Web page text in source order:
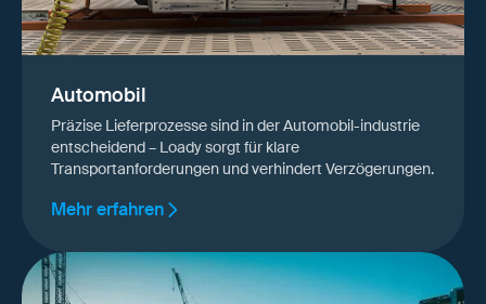
Automobil
Präzise Lieferprozesse sind in der Automobil-industrie
entscheidend – Loady sorgt für klare
Transportanforderungen und verhindert Verzögerungen.
Mehr erfahren